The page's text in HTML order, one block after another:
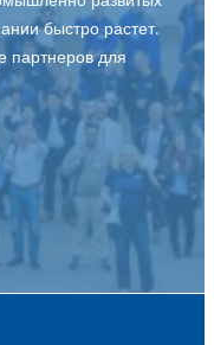
быстро растет.
партнеров для